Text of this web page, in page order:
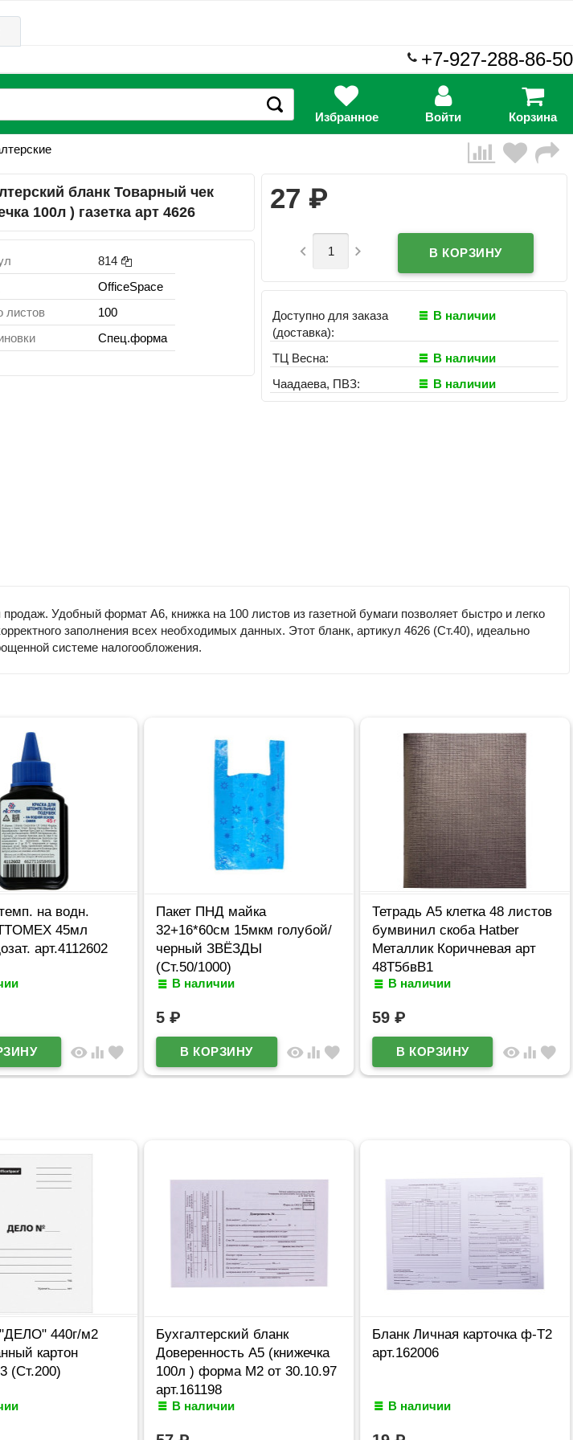
+7-927-288-86-50
Избранное Войти Корзина
бланк Товарный чек
100л ) газетка арт 4626
814
OfficeSpace
листов
100
Спец.форма
27 ₽
 
Доступно для заказа
(доставка):
В наличии
ТЦ Весна:
В наличии
Чаадаева, ПВЗ:
В наличии
Удобный формат А6, книжка на 100 листов из газетной бумаги позволяет быстро и легко
заполнения всех необходимых данных. Этот бланк, артикул 4626 (Ст.40), идеально
системе налогообложения.
на водн.
45мл
арт.4112602
visibility equalizer favorite
Пакет ПНД майка
32+16*60см 15мкм голубой/
черный ЗВЁЗДЫ
(Ст.50/1000)
В наличии
5₽
visibility equalizer favorite
Тетрадь А5 клетка 48 листов
бумвинил скоба Hatber
Металлик Коричневая арт
48Т5бвВ1
В наличии
59₽
visibility equalizer favorite
440г/м2
картон
(Ст.200)
Бухгалтерский бланк
Доверенность А5 (книжечка
100л ) форма М2 от 30.10.97
арт.161198
В наличии
Бланк Личная карточка ф-Т2
арт.162006
В наличии